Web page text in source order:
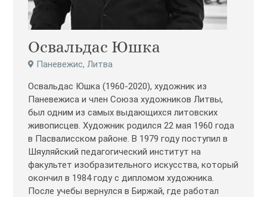
Освальдас Юшка
Паневежис, Литва
Освальдас Юшка (1960-2020), художник из
Паневежиса и член Союза художников Литвы,
был одним из самых выдающихся литовских
живописцев. Художник родился 22 мая 1960 года
в Пасвалисском районе. В 1979 году поступил в
Шяуляйский педагогический институт на
факультет изобразительного искусства, который
окончил в 1984 году с дипломом художника.
После учебы вернулся в Биржай, где работал